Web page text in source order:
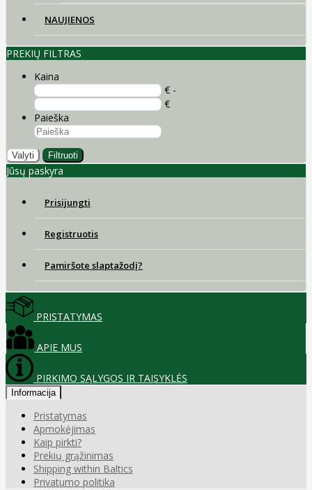
NAUJIENOS
PREKIŲ FILTRAS
Kaina
€ -
€
Paieška
Valyti Filtruoti
Jūsų paskyra
Prisijungti
Registruotis
Pamiršote slaptažodį?
PRISTATYMAS
APIE MUS
PIRKIMO SĄLYGOS IR TAISYKLĖS
Informacija
Pristatymas
Apmokėjimas
Kaip pirkti?
Prekių grąžinimas
Shipping within Baltics
Privatumo politika